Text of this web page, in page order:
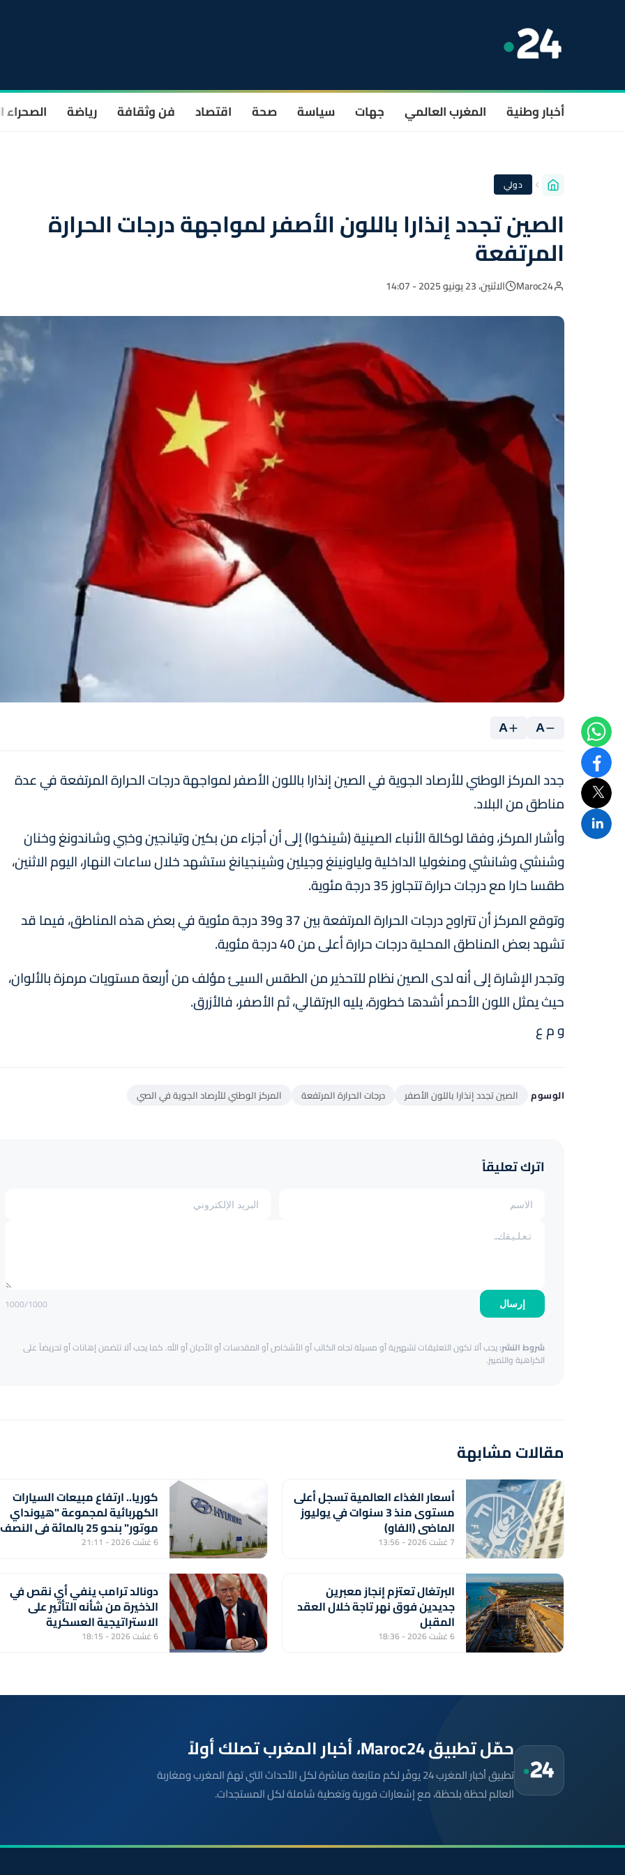
أخبار وطنية المغرب العالمي جهات سياسة صحة اقتصاد فن وثقافة رياضة الصحراء
دولي
الصين تجدد إنذارا باللون الأصفر لمواجهة درجات الحرارة
المرتفعة
Maroc24 الاثنين، 23 يونيو 2025 - 14:07
A
A
جدد المركز الوطني للأرصاد الجوية في الصين إنذارا باللون الأصفر لمواجهة درجات الحرارة المرتفعة في عدة
مناطق من البلاد.
وأشار المركز، وفقا لوكالة الأنباء الصينية (شينخوا) إلى أن أجزاء من بكين وتيانجين وخبي وشاندونغ وخنان
وشنشي وشانشي ومنغوليا الداخلية ولياونينغ وجيلين وشينجيانغ ستشهد خلال ساعات النهار، اليوم الاثنين،
طقسا حارا مع درجات حرارة تتجاوز 35 درجة مئوية.
وتوقع المركز أن تتراوح درجات الحرارة المرتفعة بين 37 و39 درجة مئوية في بعض هذه المناطق، فيما قد
تشهد بعض المناطق المحلية درجات حرارة أعلى من 40 درجة مئوية.
وتجدر الإشارة إلى أنه لدى الصين نظام للتحذير من الطقس السيئ مؤلف من أربعة مستويات مرمزة بالألوان،
حيث يمثل اللون الأحمر أشدها خطورة، يليه البرتقالي، ثم الأصفر، فالأزرق.
و م ع
الوسوم الصين تجدد إنذارا باللون الأصفر درجات الحرارة المرتفعة المركز الوطني للأرصاد الجوية في الصي
اترك تعليقاً
إرسال 1000/1000
شروط النشر:يجب ألا تكون التعليقات تشهيرية أو مسيئة تجاه الكاتب أو الأشخاص أو المقدسات أو الأديان أو الله. كما يجب ألا تتضمن إهانات أو تحريضاً على
الكراهية والتمييز.
مقالات مشابهة
أسعار الغذاء العالمية تسجل أعلى
مستوى منذ 3 سنوات في يوليوز
الماضي (الفاو)
7 غشت 2026 - 13:56
كوريا.. ارتفاع مبيعات السيارات
الكهربائية لمجموعة "هيونداي
موتور" بنحو 25 بالمائة في النصف
الأول من السنة
6 غشت 2026 - 21:11
البرتغال تعتزم إنجاز معبرين
جديدين فوق نهر تاجة خلال العقد
المقبل
6 غشت 2026 - 18:36
دونالد ترامب ينفي أي نقص في
الذخيرة من شأنه التأثير على
الاستراتيجية العسكرية
الأمريكية
6 غشت 2026 - 18:15
حمّل تطبيق Maroc24، أخبار المغرب تصلك أولاً
تطبيق أخبار المغرب 24 يوفّر لكم متابعة مباشرة لكل الأحداث التي تهمّ المغرب ومغاربة
العالم لحظة بلحظة، مع إشعارات فورية وتغطية شاملة لكل المستجدات.